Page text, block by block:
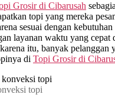
Grosir di Cibarusah
topi yang mereka
sesuai dengan
layanan waktu yang cepat
itu, banyak pelanggan
di Topi Grosir di
topi